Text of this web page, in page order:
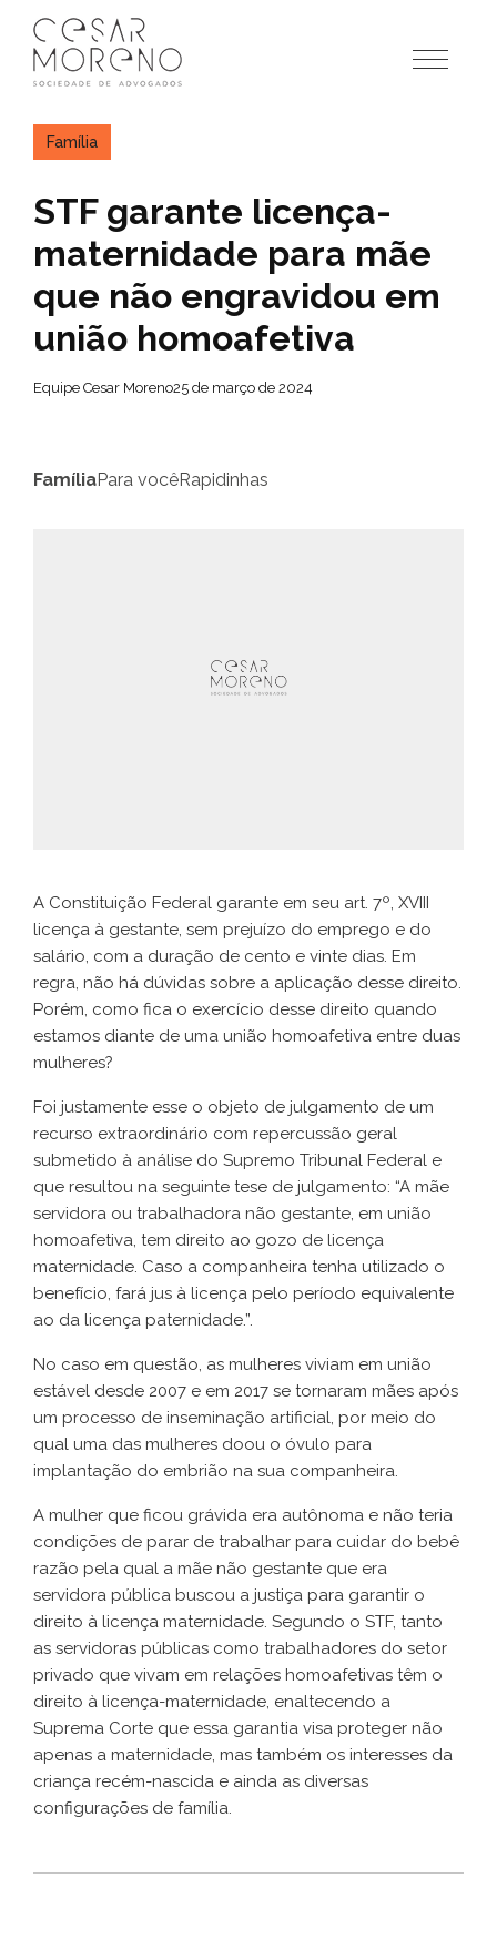
para
conteúdo
Família
STF garante licença-
maternidade para mãe
que não engravidou em
união homoafetiva
Equipe Cesar Moreno25 de março de 2024
FamíliaPara vocêRapidinhas
A Constituição Federal garante em seu art. 7º, XVIII
licença à gestante, sem prejuízo do emprego e do
salário, com a duração de cento e vinte dias. Em
regra, não há dúvidas sobre a aplicação desse direito.
Porém, como fica o exercício desse direito quando
estamos diante de uma união homoafetiva entre duas
mulheres?
Foi justamente esse o objeto de julgamento de um
recurso extraordinário com repercussão geral
submetido à análise do Supremo Tribunal Federal e
que resultou na seguinte tese de julgamento: “A mãe
servidora ou trabalhadora não gestante, em união
homoafetiva, tem direito ao gozo de licença
maternidade. Caso a companheira tenha utilizado o
benefício, fará jus à licença pelo período equivalente
ao da licença paternidade.”.
No caso em questão, as mulheres viviam em união
estável desde 2007 e em 2017 se tornaram mães após
um processo de inseminação artificial, por meio do
qual uma das mulheres doou o óvulo para
implantação do embrião na sua companheira.
A mulher que ficou grávida era autônoma e não teria
condições de parar de trabalhar para cuidar do bebê
razão pela qual a mãe não gestante que era
servidora pública buscou a justiça para garantir o
direito à licença maternidade. Segundo o STF, tanto
as servidoras públicas como trabalhadores do setor
privado que vivam em relações homoafetivas têm o
direito à licença-maternidade, enaltecendo a
Suprema Corte que essa garantia visa proteger não
apenas a maternidade, mas também os interesses da
criança recém-nascida e ainda as diversas
configurações de família.